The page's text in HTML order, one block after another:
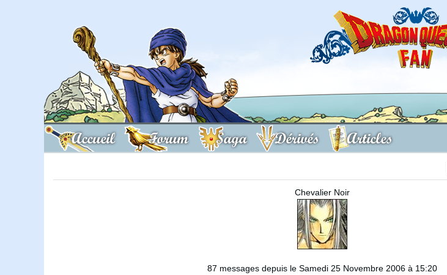
Accueil Forum Saga Dérivés Articles
Chevalier Noir
87 messages depuis le Samedi 25 Novembre 2006 à 15:20